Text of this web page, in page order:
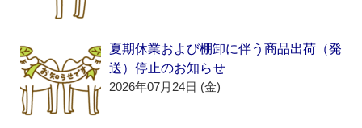
夏期休業および棚卸に伴う商品出荷（発
送）停止のお知らせ
2026年07月24日 (金)